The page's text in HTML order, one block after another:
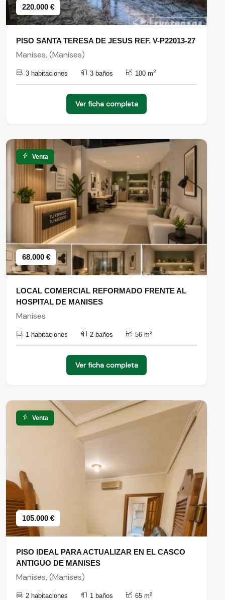
220.000 €
PISO SANTA TERESA DE JESUS REF. V-P22013-27
Manises, (Manises)
3 habitaciones 3 baños 100 m2
Ver ficha completa
Venta
68.000 €
LOCAL COMERCIAL REFORMADO FRENTE AL
HOSPITAL DE MANISES
Manises
1 habitaciones 2 baños 56 m2
Ver ficha completa
Venta
105.000 €
PISO IDEAL PARA ACTUALIZAR EN EL CASCO
ANTIGUO DE MANISES
Manises, (Manises)
2 habitaciones 1 baños 65 m2